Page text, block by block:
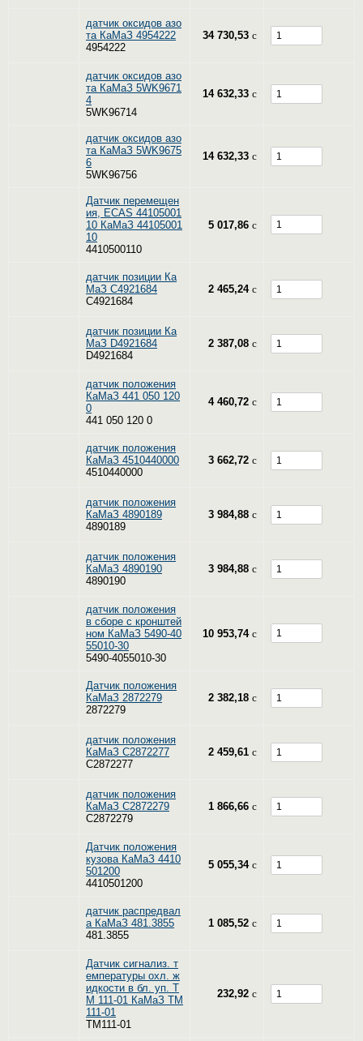
датчик оксидов азо
та КаМаЗ 4954222
4954222
34 730,53 c
датчик оксидов азо
та КаМаЗ 5WK9671
4
5WK96714
14 632,33 c
датчик оксидов азо
та КаМаЗ 5WK9675
6
5WK96756
14 632,33 c
Датчик перемещен
ия, ECAS 44105001
10 КаМаЗ 44105001
10
4410500110
5 017,86 c
датчик позиции Ка
МаЗ C4921684
C4921684
2 465,24 c
датчик позиции Ка
МаЗ D4921684
D4921684
2 387,08 c
датчик положения
КаМаЗ 441 050 120
0
441 050 120 0
4 460,72 c
датчик положения
КаМаЗ 4510440000
4510440000
3 662,72 c
датчик положения
КаМаЗ 4890189
4890189
3 984,88 c
датчик положения
КаМаЗ 4890190
4890190
3 984,88 c
датчик положения
в сборе с кронштей
ном КаМаЗ 5490-40
55010-30
5490-4055010-30
10 953,74 c
Датчик положения
КаМаЗ 2872279
2872279
2 382,18 c
датчик положения
КаМаЗ C2872277
C2872277
2 459,61 c
датчик положения
КаМаЗ C2872279
C2872279
1 866,66 c
Датчик положения
кузова КаМаЗ 4410
501200
4410501200
5 055,34 c
датчик распредвал
а КаМаЗ 481.3855
481.3855
1 085,52 c
Датчик сигнализ. т
емпературы охл. ж
идкости в бл. уп. Т
М 111-01 КаМаЗ ТМ
111-01
ТМ111-01
232,92 c